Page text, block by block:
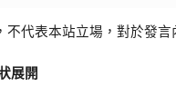
不代表本站立場，對於發言
展開